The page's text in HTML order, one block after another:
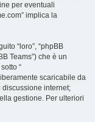
per eventuali
implica la
“loro”, “phpBB
Teams”) che è un
“
scaricabile da
discussione internet;
gestione. Per ulteriori